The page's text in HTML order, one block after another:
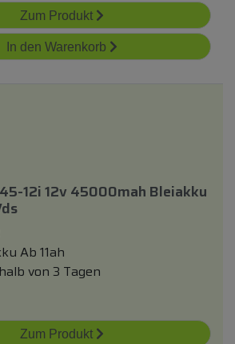
Zum Produkt
In den Warenkorb
12i 12v 45000mah Bleiakku
Ab 11ah
von 3 Tagen
Zum Produkt